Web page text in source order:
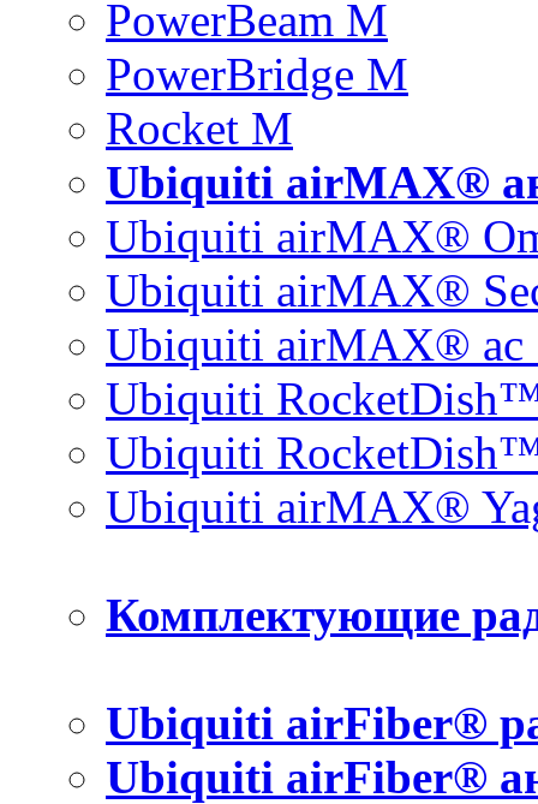
PowerBeam M
PowerBridge M
Rocket M
Ubiquiti airMAX®
Ubiquiti airMAX®
Ubiquiti airMAX®
Ubiquiti airMAX® ac
Ubiquiti
Ubiquiti
Ubiquiti airMAX®
Комплектующие
Ubiquiti airFiber®
Ubiquiti airFiber®